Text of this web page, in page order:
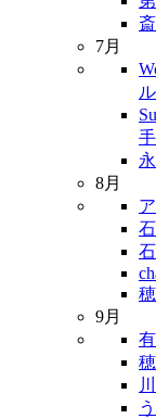
7月
手
8月
9月